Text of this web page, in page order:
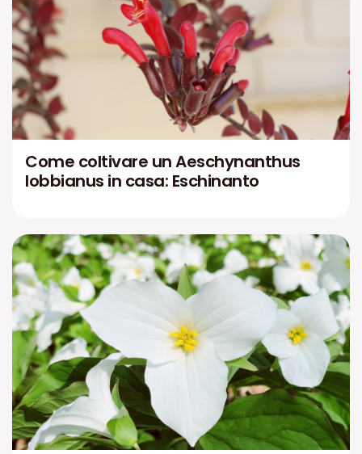
Come coltivare un Aeschynanthus
lobbianus in casa: Eschinanto